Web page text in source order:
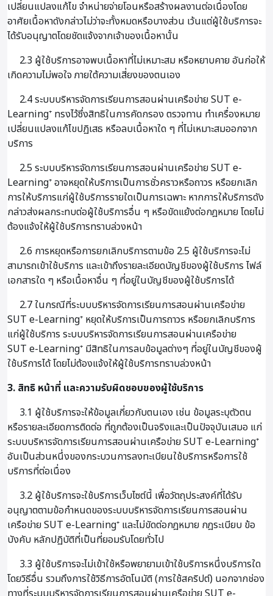
เปลี่ยนแปลงแก้ไข จำหน่ายจ่ายโอนหรือสร้างผลงานต่อเนื่องโดย
อาศัยเนื้อหาดังกล่าวไม่ว่าจะทั้งหมดหรือบางส่วน เว้นแต่ผู้ใช้บริการจะ
ได้รับอนุญาตโดยชัดแจ้งจากเจ้าของเนื้อหานั้น
2.3 ผู้ใช้บริการอาจพบเนื้อหาที่ไม่เหมาะสม หรือหยาบคาย อันก่อให้
เกิดความไม่พอใจ ภายใต้ความเสี่ยงของตนเอง
2.4 ระบบบริหารจัดการเรียนการสอนผ่านเครือข่าย SUT e-
Learning⁺ ทรงไว้ซึ่งสิทธิในการคัดกรอง ตรวจทาน ทำเครื่องหมาย
เปลี่ยนแปลงแก้ไขปฏิเสธ หรือลบเนื้อหาใด ๆ ที่ไม่เหมาะสมออกจาก
บริการ
2.5 ระบบบริหารจัดการเรียนการสอนผ่านเครือข่าย SUT e-
Learning⁺ อาจหยุดให้บริการเป็นการชั่วคราวหรือถาวร หรือยกเลิก
การให้บริการแก่ผู้ใช้บริการรายใดเป็นการเฉพาะ หากการให้บริการดัง
กล่าวส่งผลกระทบต่อผู้ใช้บริการอื่น ๆ หรือขัดแย้งต่อกฎหมาย โดยไม่
ต้องแจ้งให้ผู้ใช้บริการทราบล่วงหน้า
2.6 การหยุดหรือการยกเลิกบริการตามข้อ 2.5 ผู้ใช้บริการจะไม่
สามารถเข้าใช้บริการ และเข้าถึงรายละเอียดบัญชีของผู้ใช้บริการ ไฟล์
เอกสารใด ๆ หรือเนื้อหาอื่น ๆ ที่อยู่ในบัญชีของผู้ใช้บริการได้
2.7 ในกรณีที่ระบบบริหารจัดการเรียนการสอนผ่านเครือข่าย
SUT e-Learning⁺ หยุดให้บริการเป็นการถาวร หรือยกเลิกบริการ
แก่ผู้ใช้บริการ ระบบบริหารจัดการเรียนการสอนผ่านเครือข่าย
SUT e-Learning⁺ มีสิทธิในการลบข้อมูลต่างๆ ที่อยู่ในบัญชีของผู้
ใช้บริการได้ โดยไม่ต้องแจ้งให้ผู้ใช้บริการทราบล่วงหน้า
3. สิทธิ หน้าที่ และความรับผิดชอบของผู้ใช้บริการ
3.1 ผู้ใช้บริการจะให้ข้อมูลเกี่ยวกับตนเอง เช่น ข้อมูลระบุตัวตน
หรือรายละเอียดการติดต่อ ที่ถูกต้องเป็นจริงและเป็นปัจจุบันเสมอ แก่
ระบบบริหารจัดการเรียนการสอนผ่านเครือข่าย SUT e-Learning⁺
อันเป็นส่วนหนึ่งของกระบวนการลงทะเบียนใช้บริการหรือการใช้
บริการที่ต่อเนื่อง
3.2 ผู้ใช้บริการจะใช้บริการเว็บไซต์นี้ เพื่อวัตถุประสงค์ที่ได้รับ
อนุญาตตามข้อกำหนดของระบบบริหารจัดการเรียนการสอนผ่าน
เครือข่าย SUT e-Learning⁺ และไม่ขัดต่อกฎหมาย กฎระเบียบ ข้อ
บังคับ หลักปฏิบัติที่เป็นที่ยอมรับโดยทั่วไป
3.3 ผู้ใช้บริการจะไม่เข้าใช้หรือพยายามเข้าใช้บริการหนึ่งบริการใด
โดยวิธีอื่น รวมถึงการใช้วิธีการอัตโนมัติ (การใช้สคริปต์) นอกจากช่อง